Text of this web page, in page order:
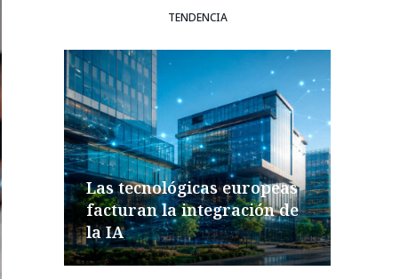
TENDENCIA
Las tecnológicas europeas
facturan la integración de
la IA